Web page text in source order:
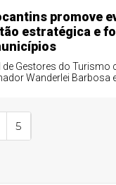
promove
estratégica e
de Gestores do
Wanderlei Barbosa
5